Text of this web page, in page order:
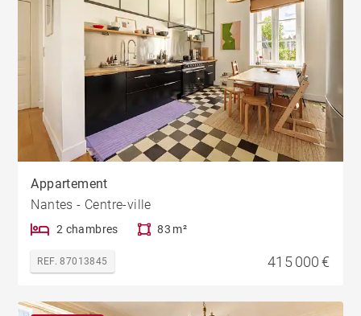
Appartement
Nantes - Centre-ville
2 chambres 83 m²
REF. 87013845 415 000 €